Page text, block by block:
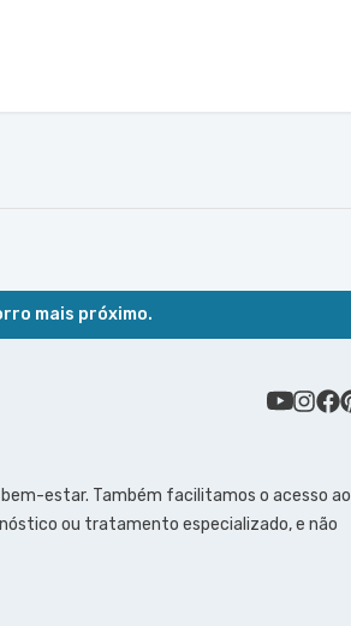
mais próximo.
estar. Também facilitamos o acesso ao
ou tratamento especializado, e não